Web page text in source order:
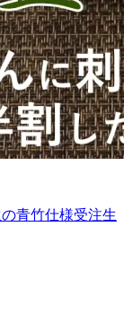
青竹仕様受注生